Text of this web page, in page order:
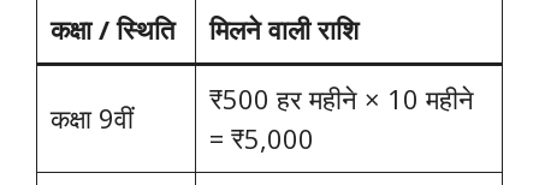
कक्षा / स्थिति मिलने वाली राशि
कक्षा 9वीं
₹500 हर महीने × 10 महीने
= ₹5,000